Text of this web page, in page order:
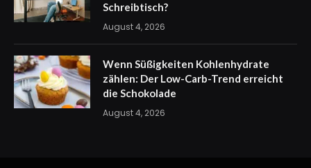
Schreibtisch?
August 4, 2026
Wenn Süßigkeiten Kohlenhydrate
zählen: Der Low-Carb-Trend erreicht
die Schokolade
August 4, 2026